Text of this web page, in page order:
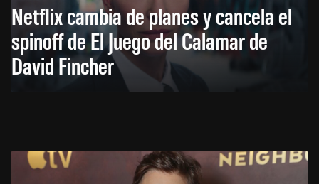
Netflix cambia de planes y cancela el
spinoff de El Juego del Calamar de
David Fincher